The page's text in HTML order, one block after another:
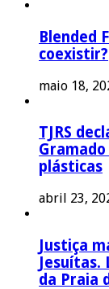
Blended
coexistir?
maio 18,
TJRS
plásticas
abril 23,
Justiça
Jesuítas.
da Praia